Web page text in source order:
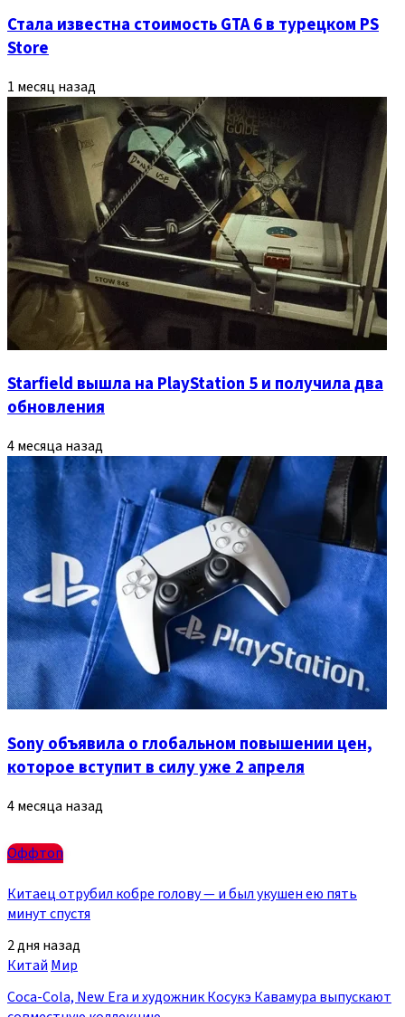
Стала известна стоимость GTA 6 в турецком PS
Store
1 месяц назад
Starfield вышла на PlayStation 5 и получила два
обновления
4 месяца назад
Sony объявила о глобальном повышении цен,
которое вступит в силу уже 2 апреля
4 месяца назад
Оффтоп
Китаец отрубил кобре голову — и был укушен ею пять
минут спустя
2 дня назад
Китай Мир
Coca-Cola, New Era и художник Косукэ Кавамура выпускают